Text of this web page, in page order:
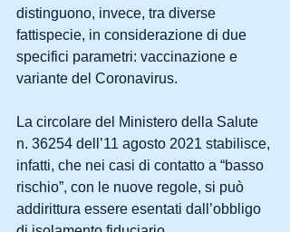
distinguono, invece, tra diverse
fattispecie, in considerazione di due
specifici parametri: vaccinazione e
variante del Coronavirus.
La circolare del Ministero della Salute
n. 36254 dell’11 agosto 2021 stabilisce,
infatti, che nei casi di contatto a “basso
rischio”, con le nuove regole, si può
addirittura essere esentati dall’obbligo